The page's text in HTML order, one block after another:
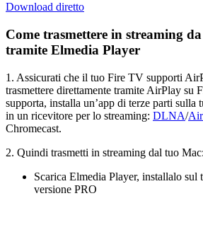
Download diretto
Come trasmettere in streaming
tramite Elmedia Player
1. Assicurati che il tuo Fire TV supporti
trasmettere direttamente tramite AirPlay su
supporta, installa un’app di terze parti sulla
in un ricevitore per lo streaming: DLNA/
Chromecast.
2. Quindi trasmetti in streaming dal tuo Mac:
Scarica Elmedia Player, installalo sul
versione PRO